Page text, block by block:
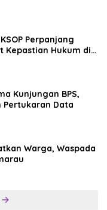
Perpanjang
Kepastian Hukum di
Kunjungan BPS,
Pertukaran Data
Warga, Waspada